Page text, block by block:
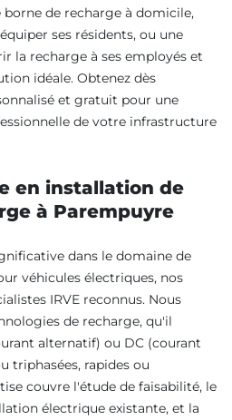
de recharge à domicile,
ses résidents, ou une
la recharge à ses employés et
idéale. Obtenez dès
et gratuit pour une
de votre infrastructure
en installation de
à Parempuyre
dans le domaine de
véhicules électriques, nos
IRVE reconnus. Nous
de recharge, qu'il
alternatif) ou DC (courant
triphasées, rapides ou
couvre l'étude de faisabilité, le
électrique existante, et la